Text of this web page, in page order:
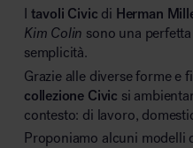
Area outdoor
I tavoli Civic di Herman
Kim Colin sono una
semplicità.
Grazie alle diverse forme e
collezione Civic si
contesto: di lavoro,
Proponiamo alcuni modelli